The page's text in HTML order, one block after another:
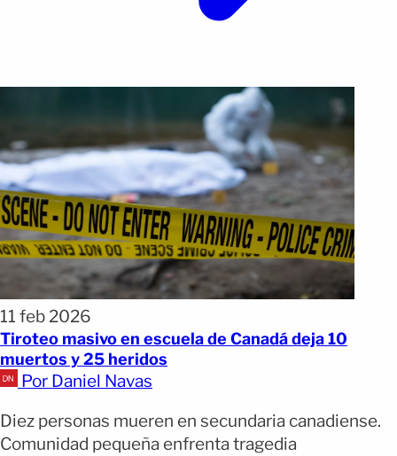
11 feb 2026
Tiroteo masivo en escuela de Canadá deja 10
muertos y 25 heridos
Por Daniel Navas
Diez personas mueren en secundaria canadiense.
Comunidad pequeña enfrenta tragedia